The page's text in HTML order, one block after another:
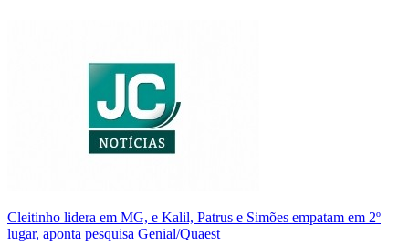
Cleitinho lidera em MG, e Kalil, Patrus e Simões empatam em 2º
lugar, aponta pesquisa Genial/Quaest